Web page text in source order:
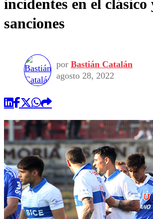
incidentes en el
sanciones
por Bastián Catalán
agosto 28, 2022